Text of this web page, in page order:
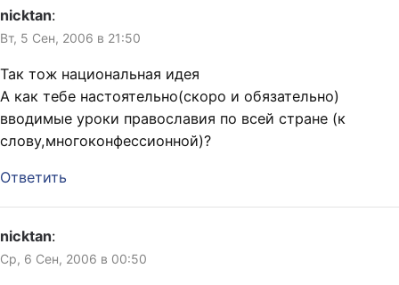
nicktan:
Вт, 5 Сен, 2006 в 21:50
Так тож национальная идея
А как тебе настоятельно(скоро и обязательно)
вводимые уроки православия по всей стране (к
слову,многоконфессионной)?
Ответить
nicktan:
Ср, 6 Сен, 2006 в 00:50